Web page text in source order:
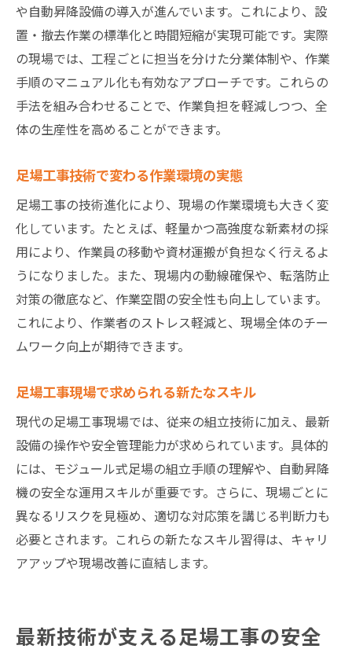
リスト
足場工事の高精度化を支える連携の重要性
技術者が実践する足場工事の精度向上法
安全対策を徹底した足場工事の進め方
安全重視の足場工事を実現する計画立案法
安全対策徹底が生む足場工事の信頼性向上
現場全体で取り組む足場工事の安全教育
足場工事の事故防止策を現場で徹底する方
法
安全と効率を両立する足場工事の進行管理
茨城県環境に適応した足場工事の秘訣
茨城県の気候に合わせた足場工事の工夫
地盤特性を活かす足場工事の施工ポイント
地域ごとの現場課題に応える足場工事技術
環境適応型足場工事のメリットと実践例
現場対応力を高める足場工事の工夫とは
これからの足場工事が現場にもたらす変革
足場工事の未来を切り拓く新しい技術動向
現場環境を一新する足場工事の革新事例
足場工事による働き方改革と現場効率化
足場工事の変革が業界全体に与える影響
や自動昇降設備の導入が進んでいます。これにより、設
置・撤去作業の標準化と時間短縮が実現可能です。実際
の現場では、工程ごとに担当を分けた分業体制や、作業
手順のマニュアル化も有効なアプローチです。これらの
手法を組み合わせることで、作業負担を軽減しつつ、全
体の生産性を高めることができます。
足場工事技術で変わる作業環境の実態
足場工事の技術進化により、現場の作業環境も大きく変
化しています。たとえば、軽量かつ高強度な新素材の採
用により、作業員の移動や資材運搬が負担なく行えるよ
うになりました。また、現場内の動線確保や、転落防止
対策の徹底など、作業空間の安全性も向上しています。
これにより、作業者のストレス軽減と、現場全体のチー
ムワーク向上が期待できます。
足場工事現場で求められる新たなスキル
現代の足場工事現場では、従来の組立技術に加え、最新
設備の操作や安全管理能力が求められています。具体的
には、モジュール式足場の組立手順の理解や、自動昇降
機の安全な運用スキルが重要です。さらに、現場ごとに
異なるリスクを見極め、適切な対応策を講じる判断力も
必要とされます。これらの新たなスキル習得は、キャリ
アアップや現場改善に直結します。
最新技術が支える足場工事の安全